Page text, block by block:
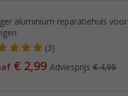
aluminium reparatiehuls voor
(3)
€ 2,99Adviesprijs€ 4,99